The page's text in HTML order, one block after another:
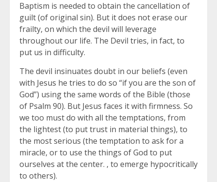
Baptism is needed to obtain the cancellation of
guilt (of original sin). But it does not erase our
frailty, on which the devil will leverage
throughout our life. The Devil tries, in fact, to
put us in difficulty.
The devil insinuates doubt in our beliefs (even
with Jesus he tries to do so “if you are the son of
God”) using the same words of the Bible (those
of Psalm 90). But Jesus faces it with firmness. So
we too must do with all the temptations, from
the lightest (to put trust in material things), to
the most serious (the temptation to ask for a
miracle, or to use the things of God to put
ourselves at the center. , to emerge hypocritically
to others).